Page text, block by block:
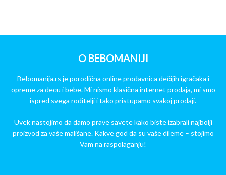
O BEBOMANIJI
Bebomanija.rs je porodična online prodavnica dečijih igračaka i
opreme za decu i bebe. Mi nismo klasična internet prodaja, mi smo
ispred svega roditelji i tako pristupamo svakoj prodaji.
Uvek nastojimo da damo prave savete kako biste izabrali najbolji
proizvod za vaše mališane. Kakve god da su vaše dileme – stojimo
Vam na raspolaganju!